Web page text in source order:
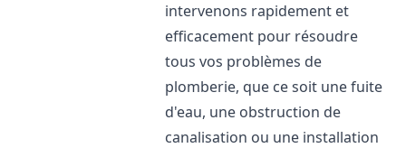
intervenons rapidement et
efficacement pour résoudre
tous vos problèmes de
plomberie, que ce soit une fuite
d'eau, une obstruction de
canalisation ou une installation